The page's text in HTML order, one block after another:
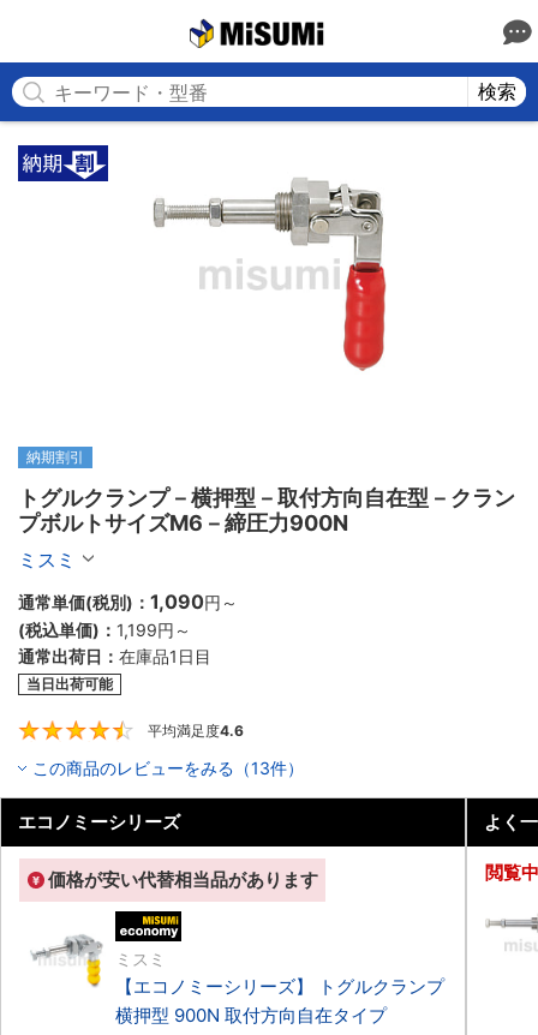
検索
納期割引
トグルクランプ－横押型－取付方向自在型－クラン
プボルトサイズM6－締圧力900N
ミスミ
通常単価(税別)： 1,090円 ～
(税込単価)： 1,199円 ～
通常出荷日： 在庫品1日目
当日出荷可能
平均満足度4.6
この商品のレビューをみる（13件）
エコノミーシリーズ
価格が安い代替相当品があります
ミスミ
【エコノミーシリーズ】 トグルクランプ
横押型 900N 取付方向自在タイプ
よく
閲覧